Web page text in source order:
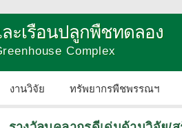
ะเรือนปลูกพืชทดลอง
Complex
งานวิจัย ทรัพยากรพืชพรรณฯ